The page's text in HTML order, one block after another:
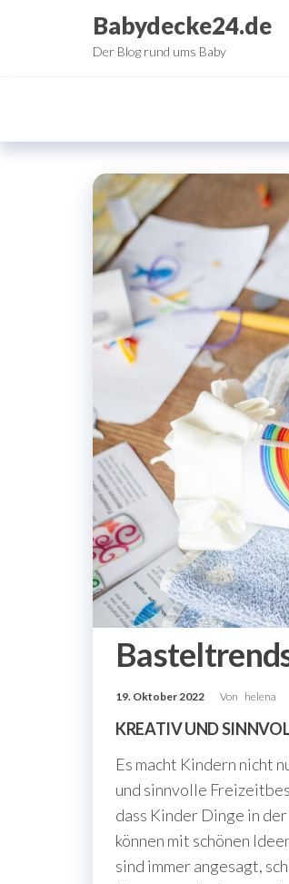
Babydecke24.de
Der Blog rund ums Baby
19. Oktober 2022 Von helena
KREATIV UND
Es macht Kindern nicht
und sinnvolle
dass Kinder Dinge in
können mit schönen
sind immer angesagt,